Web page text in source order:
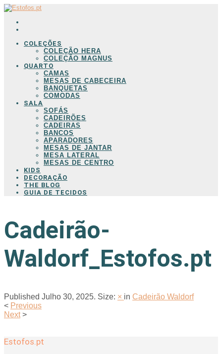
COLEÇÕES
COLEÇÃO HERA
COLEÇÃO MAGNUS
QUARTO
CAMAS
MESAS DE CABECEIRA
BANQUETAS
COMODAS
SALA
SOFÁS
CADEIRÕES
CADEIRAS
BANCOS
APARADORES
MESAS DE JANTAR
MESA LATERAL
MESAS DE CENTRO
KIDS
DECORAÇÃO
THE BLOG
GUIA DE TECIDOS
Cadeirão-
Waldorf_Estofos.pt
Published Julho 30, 2025. Size: × in Cadeirão Waldorf
< Previous
Next >
Estofos.pt